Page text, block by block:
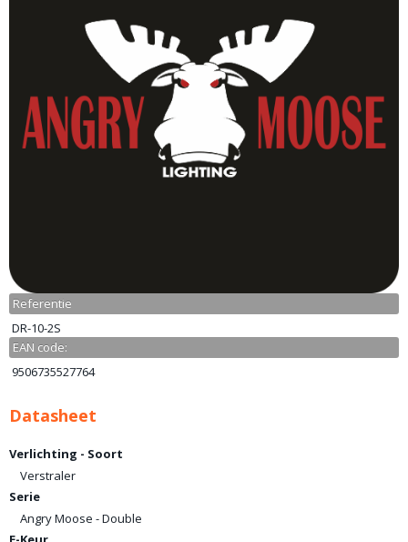
Referentie
DR-10-2S
EAN code:
9506735527764
Datasheet
Verlichting - Soort
Verstraler
Serie
Angry Moose - Double